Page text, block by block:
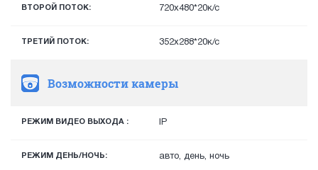
ВТОРОЙ ПОТОК: 720x480*20к/с
ТРЕТИЙ ПОТОК: 352х288*20к/с
Возможности камеры
РЕЖИМ ВИДЕО ВЫХОДА : IP
РЕЖИМ ДЕНЬ/НОЧЬ: авто, день, ночь